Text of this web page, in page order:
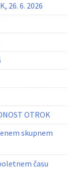
26. 6. 2026
OTROK
skupnem
času